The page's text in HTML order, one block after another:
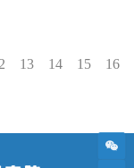
13 14 15 16